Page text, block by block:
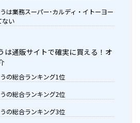
は業務スーパー･カルディ・イトーヨー
ない
は通販サイトで確実に買える！オ
の総合ランキング1位
の総合ランキング2位
の総合ランキング3位